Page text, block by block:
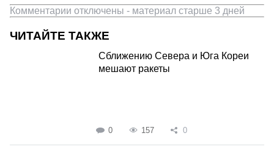
Комментарии отключены - материал старше 3 дней
ЧИТАЙТЕ ТАКЖЕ
Сближению Севера и Юга Кореи
мешают ракеты
0 157 0